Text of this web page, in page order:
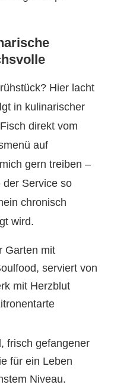
Hier lacht
in kulinarischer
direkt vom
auf
gern treiben –
der Service so
chronisch
wird.
Garten mit
serviert von
mit Herzblut
frisch gefangener
für ein Leben
Niveau.